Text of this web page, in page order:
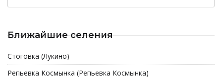
Ближайшие селения
Стоговка (Лукино)
Репьевка Космынка (Репьевка Космынка)